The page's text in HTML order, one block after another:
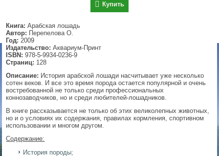
Купить
Книга: Арабская лошадь
Автор: Перепелова О.
Год: 2009
Издательство: Аквариум-Принт
ISBN: 978-5-9934-0236-9
Страниц: 128
Описание: История арабской лошади насчитывает уже несколько
сотен веков. И все это время порода остается популярной и очень
востребованной не только среди профессиональных
коннозаводчиков, но и среди любителей-лошадников.
В книге рассказывается не только об этих великолепных животных,
но и о условиях их содержания, правилах кормления, спортивном
использовании и многом другом.
Содержание:
История породы;
▼
▼
▼
▼